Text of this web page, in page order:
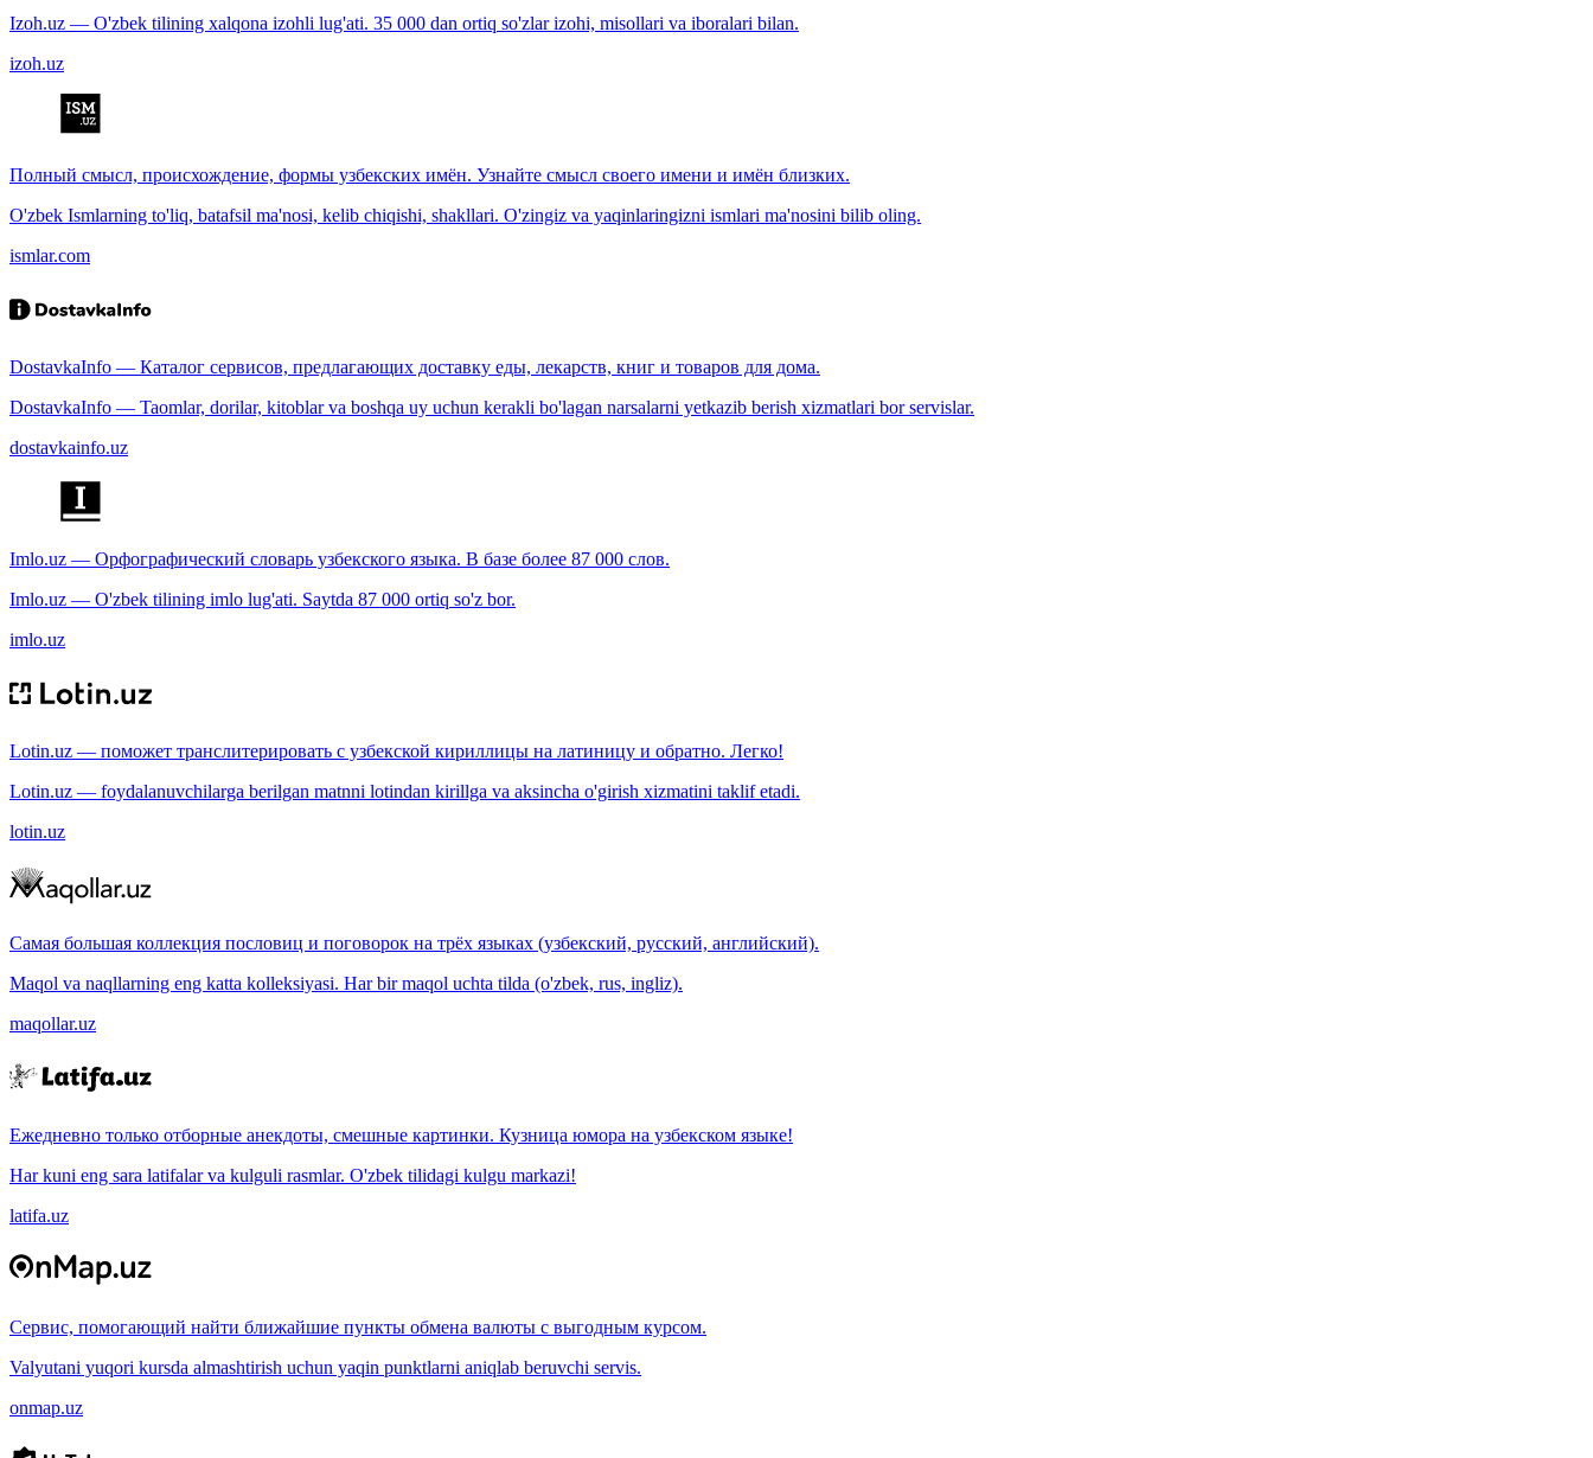
Izoh.uz — O'zbek tilining xalqona izohli lug'ati. 35 000 dan ortiq so'zlar izohi, misollari va iboralari bilan.
izoh.uz
Полный смысл, происхождение, формы узбекских имён. Узнайте смысл своего имени и имён близких.
O'zbek Ismlarning to'liq, batafsil ma'nosi, kelib chiqishi, shakllari. O'zingiz va yaqinlaringizni ismlari ma'nosini bilib oling.
ismlar.com
DostavkaInfo — Каталог сервисов, предлагающих доставку еды, лекарств, книг и товаров для дома.
DostavkaInfo — Taomlar, dorilar, kitoblar va boshqa uy uchun kerakli bo'lagan narsalarni yetkazib berish xizmatlari bor servislar.
dostavkainfo.uz
Imlo.uz — Орфографический словарь узбекского языка. В базе более 87 000 слов.
Imlo.uz — O'zbek tilining imlo lug'ati. Saytda 87 000 ortiq so'z bor.
imlo.uz
Lotin.uz — поможет транслитерировать с узбекской кириллицы на латиницу и обратно. Легко!
Lotin.uz — foydalanuvchilarga berilgan matnni lotindan kirillga va aksincha o'girish xizmatini taklif etadi.
lotin.uz
Самая большая коллекция пословиц и поговорок на трёх языках (узбекский, русский, английский).
Maqol va naqllarning eng katta kolleksiyasi. Har bir maqol uchta tilda (o'zbek, rus, ingliz).
maqollar.uz
Ежедневно только отборные анекдоты, смешные картинки. Кузница юмора на узбекском языке!
Har kuni eng sara latifalar va kulguli rasmlar. O'zbek tilidagi kulgu markazi!
latifa.uz
Сервис, помогающий найти ближайшие пункты обмена валюты с выгодным курсом.
Valyutani yuqori kursda almashtirish uchun yaqin punktlarni aniqlab beruvchi servis.
onmap.uz